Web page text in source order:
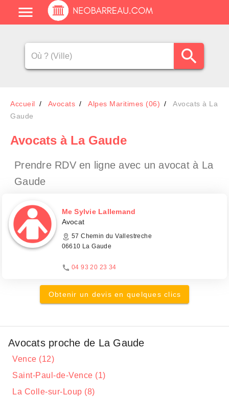
Accueil Avocats Alpes Maritimes (06)
Avocats à La
Gaude
Avocats à La Gaude
Prendre RDV en ligne avec un avocat à La
Gaude
Me Sylvie Lallemand
Avocat
57 Chemin du Vallestreche
06610 La Gaude
04 93 20 23 34
Obtenir un devis en quelques clics
Avocats proche de La Gaude
Vence (12)
Saint-Paul-de-Vence (1)
La Colle-sur-Loup (8)